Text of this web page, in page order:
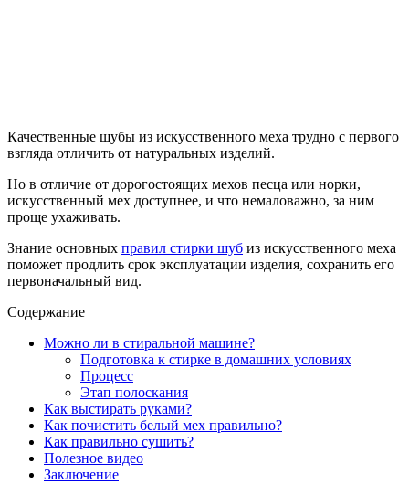
Качественные шубы из искусственного меха трудно с первого
взгляда отличить от натуральных изделий.
Но в отличие от дорогостоящих мехов песца или норки,
искусственный мех доступнее, и что немаловажно, за ним
проще ухаживать.
Знание основных правил стирки шуб из искусственного меха
поможет продлить срок эксплуатации изделия, сохранить его
первоначальный вид.
Содержание
Можно ли в стиральной машине?
Подготовка к стирке в домашних условиях
Процесс
Этап полоскания
Как выстирать руками?
Как почистить белый мех правильно?
Как правильно сушить?
Полезное видео
Заключение